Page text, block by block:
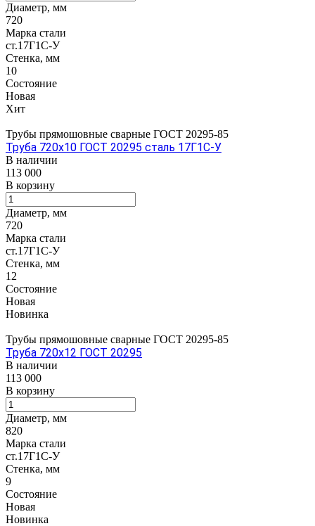
Диаметр, мм
720
Марка стали
ст.17Г1С-У
Стенка, мм
10
Состояние
Новая
Хит
Трубы прямошовные сварные ГОСТ 20295-85
Труба 720х10 ГОСТ 20295 сталь 17Г1С-У
В наличии
113 000
В корзину
Диаметр, мм
720
Марка стали
ст.17Г1С-У
Стенка, мм
12
Состояние
Новая
Новинка
Трубы прямошовные сварные ГОСТ 20295-85
Труба 720х12 ГОСТ 20295
В наличии
113 000
В корзину
Диаметр, мм
820
Марка стали
ст.17Г1С-У
Стенка, мм
9
Состояние
Новая
Новинка